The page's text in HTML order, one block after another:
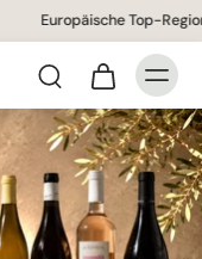
Europäische Top-Regionen